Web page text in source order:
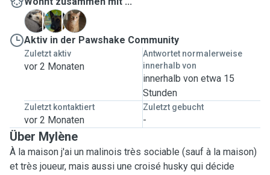
B
L
P
Aktiv in der Pawshake Community
Zuletzt aktiv
vor 2 Monaten
Antwortet normalerweise
innerhalb von
innerhalb von etwa 15
Stunden
Zuletzt kontaktiert
vor 2 Monaten
Zuletzt gebucht
-
Über Mylène
À la maison j'ai un malinois très sociable (sauf à la maison)
et très joueur, mais aussi une croisé husky qui décide